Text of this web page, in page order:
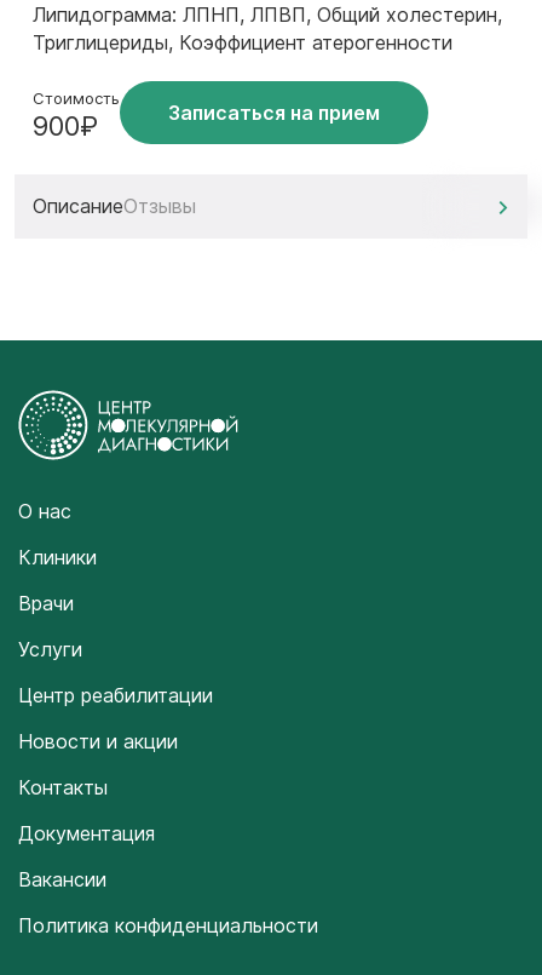
Липидограмма: ЛПНП, ЛПВП, Общий холестерин,
Триглицериды, Коэффициент атерогенности
Стоимость
900₽ Записаться на прием
ОписаниеОтзывы
О нас
Клиники
Врачи
Услуги
Центр реабилитации
Новости и акции
Контакты
Документация
Вакансии
Политика конфиденциальности